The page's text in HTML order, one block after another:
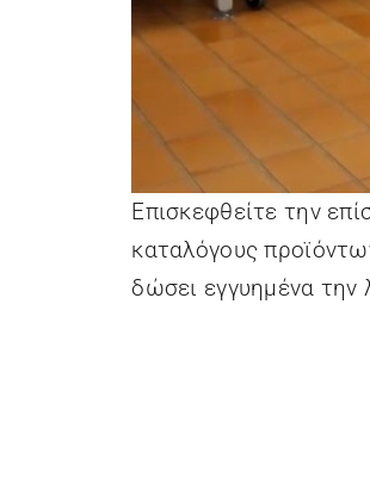
Επισκεφθείτε την
καταλόγους
δώσει εγγυημένα